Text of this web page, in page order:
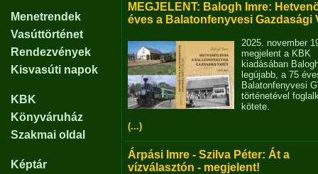
Menetrendek
Vasúttörténet
Rendezvények
Kisvasúti napok
KBK
Könyváruház
Szakmai oldal
Képtár
MEGJELENT: Balogh Imre:
éves a Balatonfenyvesi Gazdasági
2025. november
megjelent a KBK
kiadásában
legújabb, a 75
Balatonfenyvesi
történetével
kötete.
(...)
Árpási Imre - Szilva Péter: Át a
vízválasztón - megjelent!